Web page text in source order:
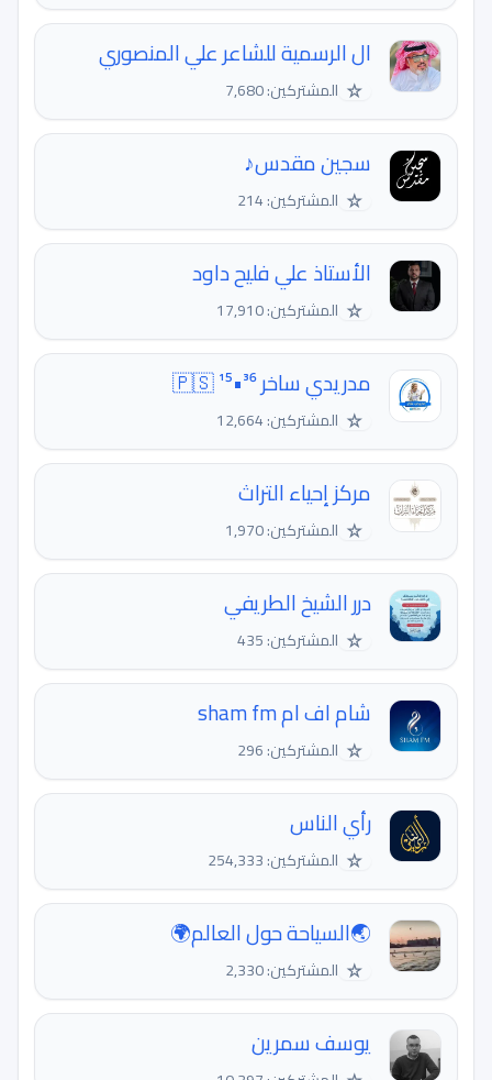
ال الرسمية للشاعر علي المنصوري
☆ المشتركين: 7,680
سجين مقدس♪
☆ المشتركين: 214
الأستاذ علي فليح داود
☆ المشتركين: 17,910
مدريدي ساخر ³⁶•¹⁵ 🇵🇸
☆ المشتركين: 12,664
مركز إحياء التراث
☆ المشتركين: 1,970
درر الشيخ الطريفي
☆ المشتركين: 435
شام اف ام sham fm
☆ المشتركين: 296
رأي الناس
☆ المشتركين: 254,333
🌏السياحة حول العالم🌍
☆ المشتركين: 2,330
يوسف سمرين